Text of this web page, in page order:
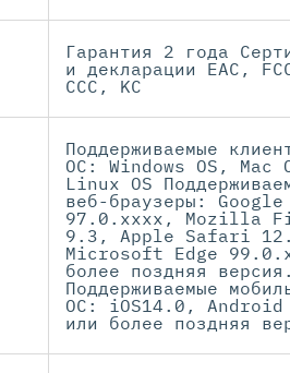
Гарантия 2 года
и декларации EAC,
CCC, KC
Поддерживаемые
ОС: Windows OS, Mac
Linux OS
веб-браузеры: Google
97.0.xxxx, Mozilla
9.3, Apple Safari
Microsoft Edge
более поздняя
Поддерживаемые
ОС: iOS14.0,
или более поздняя